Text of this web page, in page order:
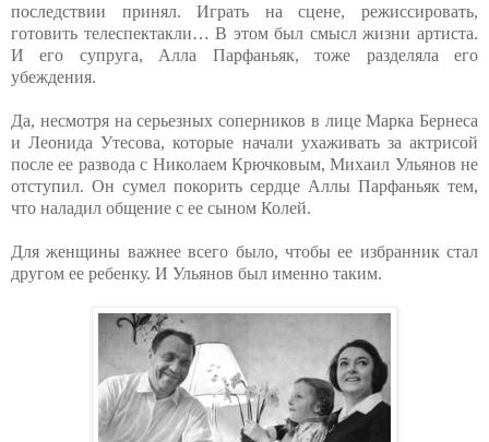
последствии принял. Играть на сцене, режиссировать,
готовить телеспектакли… В этом был смысл жизни артиста.
И его супруга, Алла Парфаньяк, тоже разделяла его
убеждения.
Да, несмотря на серьезных соперников в лице Марка Бернеса
и Леонида Утесова, которые начали ухаживать за актрисой
после ее развода с Николаем Крючковым, Михаил Ульянов не
отступил. Он сумел покорить сердце Аллы Парфаньяк тем,
что наладил общение с ее сыном Колей.
Для женщины важнее всего было, чтобы ее избранник стал
другом ее ребенку. И Ульянов был именно таким.